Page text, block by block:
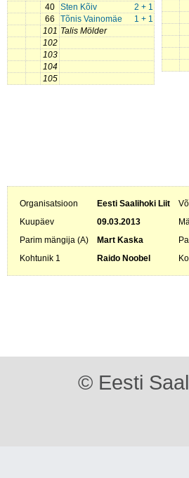
40
2 + 1
Sten Kõiv
66
1 + 1
Tõnis Vainomäe
101 Talis Mölder
102
103
104
105
Organisatsioon Eesti Saalihoki Liit
Kuupäev
09.03.2013
Parim mängija (A)
Mart Kaska
Kohtunik 1
Raido Noobel
© Eesti